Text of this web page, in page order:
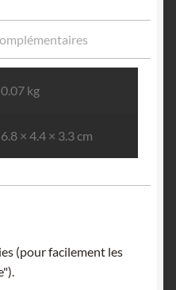
0.07 kg
6.8 × 4.4 × 3.3 cm
(pour facilement les